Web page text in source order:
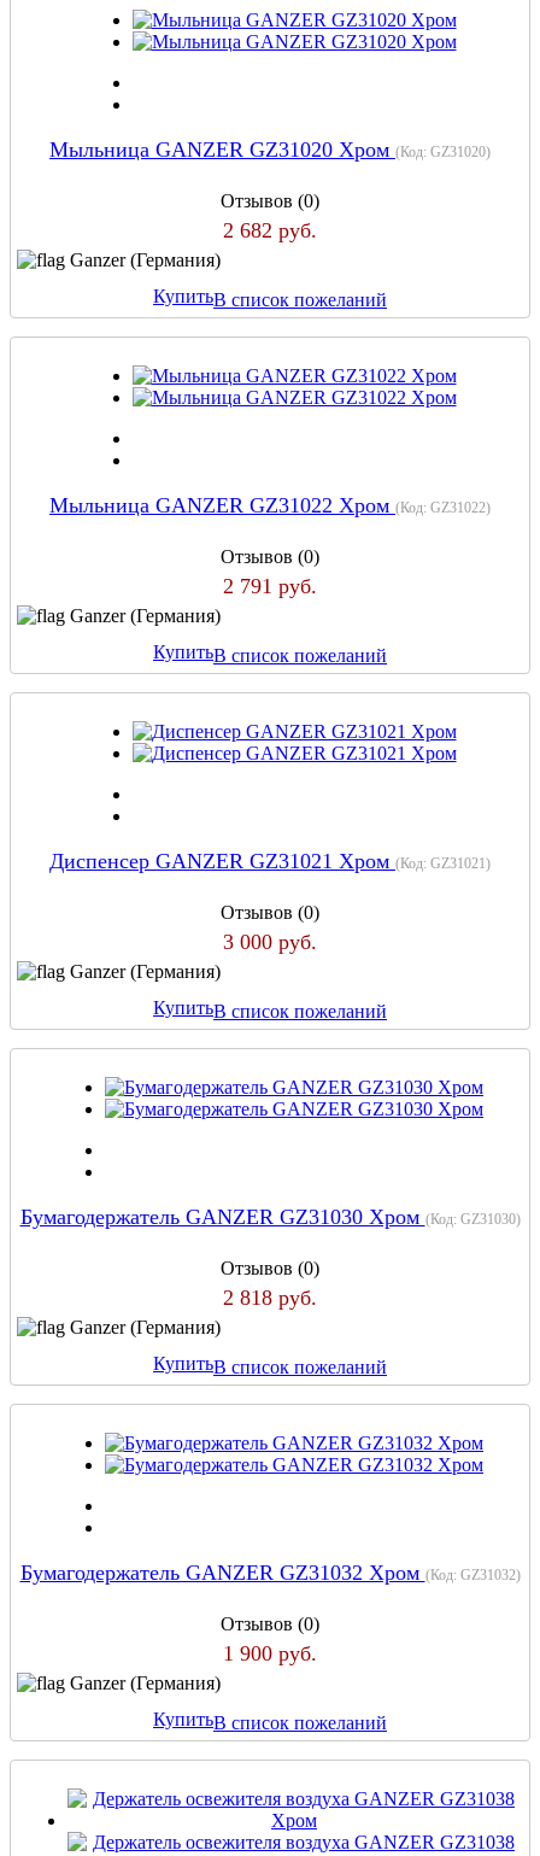
Мыльница GANZER GZ31020 Хром (Код: GZ31020)
Отзывов (0)
2 682 руб.
Ganzer (Германия)
КупитьВ список пожеланий
Мыльница GANZER GZ31022 Хром (Код: GZ31022)
Отзывов (0)
2 791 руб.
Ganzer (Германия)
КупитьВ список пожеланий
Диспенсер GANZER GZ31021 Хром (Код: GZ31021)
Отзывов (0)
3 000 руб.
Ganzer (Германия)
КупитьВ список пожеланий
Бумагодержатель GANZER GZ31030 Хром (Код: GZ31030)
Отзывов (0)
2 818 руб.
Ganzer (Германия)
КупитьВ список пожеланий
Бумагодержатель GANZER GZ31032 Хром (Код: GZ31032)
Отзывов (0)
1 900 руб.
Ganzer (Германия)
КупитьВ список пожеланий